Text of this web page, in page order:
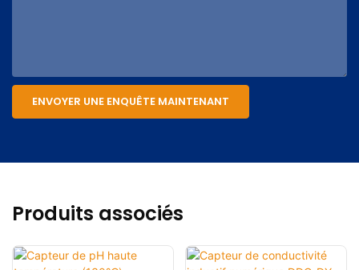
ENVOYER UNE ENQUÊTE MAINTENANT
Produits associés